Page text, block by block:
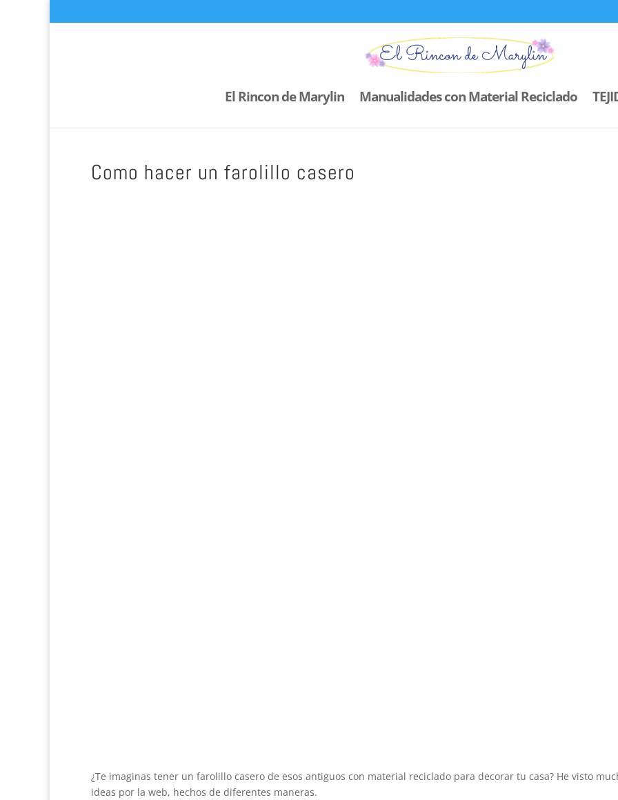
El Rincon de Marylin Manualidades con Material Reciclado
Como hacer un farolillo casero
¿Te imaginas tener un farolillo casero de esos antiguos con material reciclado para decorar tu casa? He visto
ideas por la web, hechos de diferentes maneras.